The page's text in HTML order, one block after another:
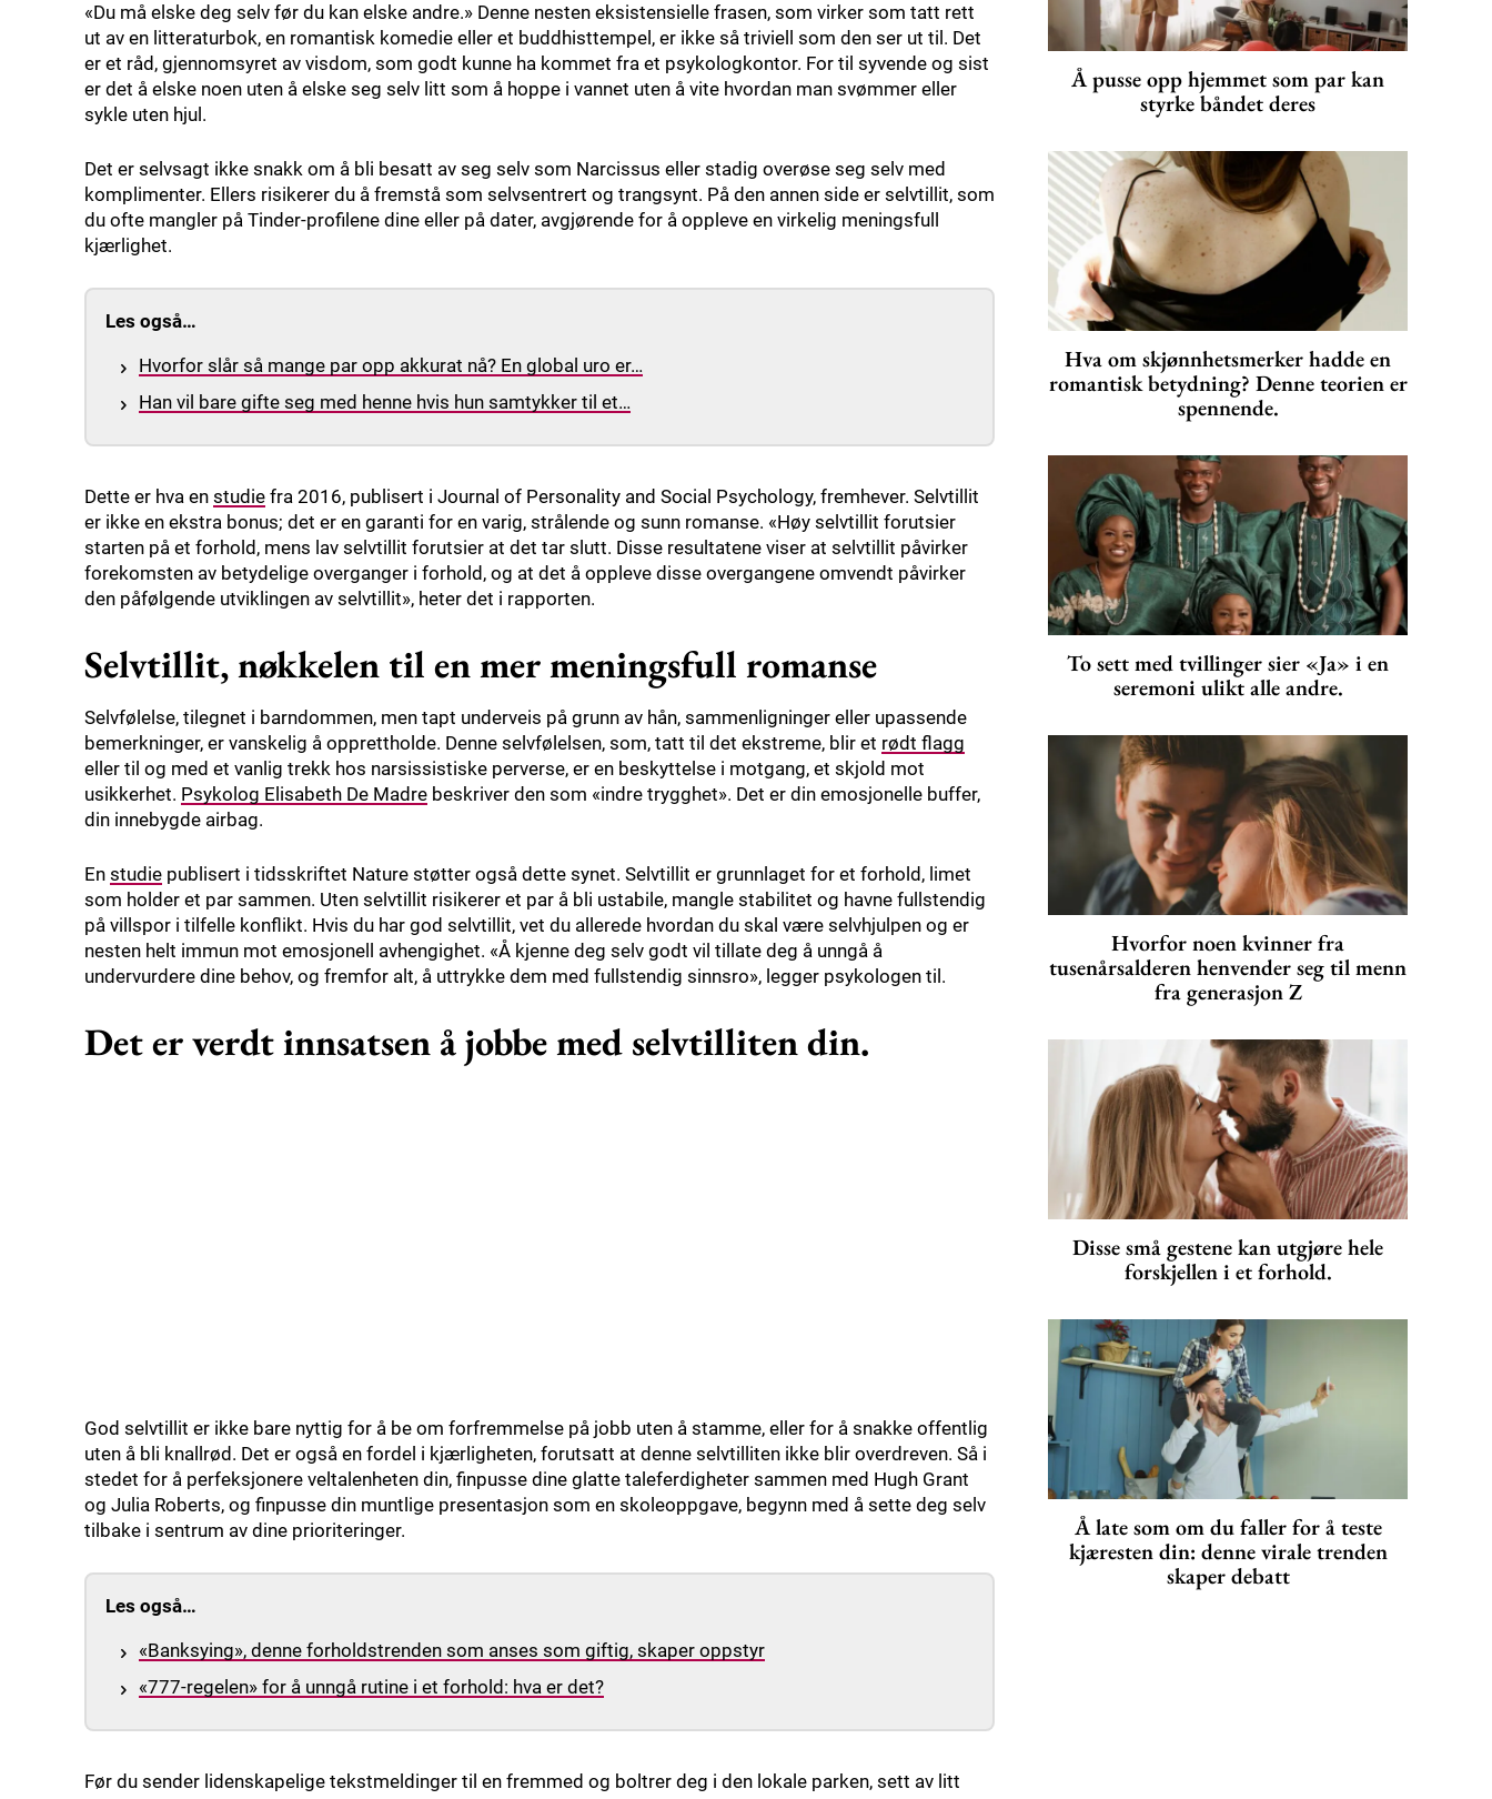
«Du må elske deg selv før du kan elske andre.» Denne nesten eksistensielle frasen, som virker som tatt rett
ut av en litteraturbok, en romantisk komedie eller et buddhisttempel, er ikke så triviell som den ser ut til. Det
er et råd, gjennomsyret av visdom, som godt kunne ha kommet fra et psykologkontor. For til syvende og sist
er det å elske noen uten å elske seg selv litt som å hoppe i vannet uten å vite hvordan man svømmer eller
sykle uten hjul.
Det er selvsagt ikke snakk om å bli besatt av seg selv som Narcissus eller stadig overøse seg selv med
komplimenter. Ellers risikerer du å fremstå som selvsentrert og trangsynt. På den annen side er selvtillit, som
du ofte mangler på Tinder-profilene dine eller på dater, avgjørende for å oppleve en virkelig meningsfull
kjærlighet.
Les også…
Hvorfor slår så mange par opp akkurat nå? En global uro er…
Han vil bare gifte seg med henne hvis hun samtykker til et…
Dette er hva en studie fra 2016, publisert i Journal of Personality and Social Psychology, fremhever. Selvtillit
er ikke en ekstra bonus; det er en garanti for en varig, strålende og sunn romanse. «Høy selvtillit forutsier
starten på et forhold, mens lav selvtillit forutsier at det tar slutt. Disse resultatene viser at selvtillit påvirker
forekomsten av betydelige overganger i forhold, og at det å oppleve disse overgangene omvendt påvirker
den påfølgende utviklingen av selvtillit», heter det i rapporten.
Selvtillit, nøkkelen til en mer meningsfull romanse
Selvfølelse, tilegnet i barndommen, men tapt underveis på grunn av hån, sammenligninger eller upassende
bemerkninger, er vanskelig å opprettholde. Denne selvfølelsen, som, tatt til det ekstreme, blir et rødt flagg
eller til og med et vanlig trekk hos narsissistiske perverse, er en beskyttelse i motgang, et skjold mot
usikkerhet. Psykolog Elisabeth De Madre beskriver den som «indre trygghet». Det er din emosjonelle buffer,
din innebygde airbag.
En studie publisert i tidsskriftet Nature støtter også dette synet. Selvtillit er grunnlaget for et forhold, limet
som holder et par sammen. Uten selvtillit risikerer et par å bli ustabile, mangle stabilitet og havne fullstendig
på villspor i tilfelle konflikt. Hvis du har god selvtillit, vet du allerede hvordan du skal være selvhjulpen og er
nesten helt immun mot emosjonell avhengighet. «Å kjenne deg selv godt vil tillate deg å unngå å
undervurdere dine behov, og fremfor alt, å uttrykke dem med fullstendig sinnsro», legger psykologen til.
Det er verdt innsatsen å jobbe med selvtilliten din.
God selvtillit er ikke bare nyttig for å be om forfremmelse på jobb uten å stamme, eller for å snakke offentlig
uten å bli knallrød. Det er også en fordel i kjærligheten, forutsatt at denne selvtilliten ikke blir overdreven. Så i
stedet for å perfeksjonere veltalenheten din, finpusse dine glatte taleferdigheter sammen med Hugh Grant
og Julia Roberts, og finpusse din muntlige presentasjon som en skoleoppgave, begynn med å sette deg selv
tilbake i sentrum av dine prioriteringer.
Les også…
«Banksying», denne forholdstrenden som anses som giftig, skaper oppstyr
«777-regelen» for å unngå rutine i et forhold: hva er det?
Før du sender lidenskapelige tekstmeldinger til en fremmed og boltrer deg i den lokale parken, sett av litt
Å pusse opp hjemmet som par kan
styrke båndet deres
Hva om skjønnhetsmerker hadde en
romantisk betydning? Denne teorien er
spennende.
To sett med tvillinger sier «Ja» i en
seremoni ulikt alle andre.
Hvorfor noen kvinner fra
tusenårsalderen henvender seg til menn
fra generasjon Z
Disse små gestene kan utgjøre hele
forskjellen i et forhold.
Å late som om du faller for å teste
kjæresten din: denne virale trenden
skaper debatt